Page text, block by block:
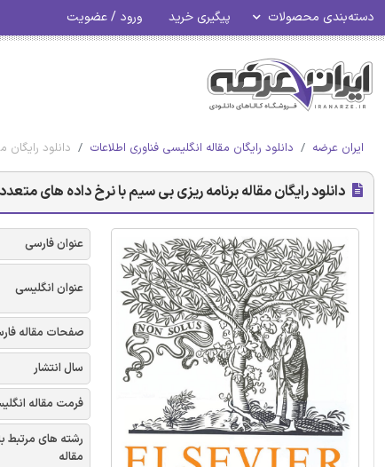
دسته‌بندی محصولات پیگیری خرید ورود / عضویت
ایران عرضه دانلود رایگان مقاله انگلیسی فناوری اطلاعات دانلود
دانلود رایگان مقاله برنامه ریزی بی سیم با نرخ داده های
عنوان فارسی
عنوان انگلیسی
صفحات مقاله
سال انتشار
فرمت مقاله
رشته های مرتبط
مقاله